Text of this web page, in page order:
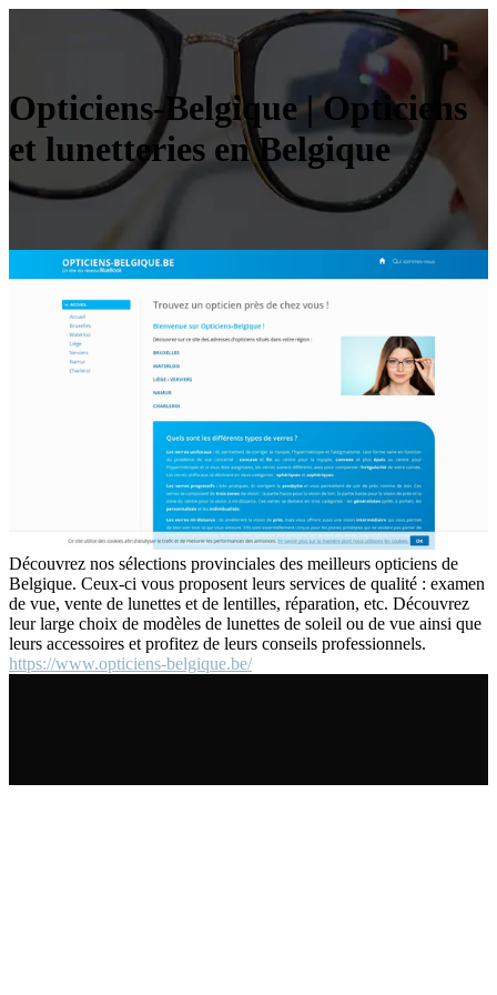
Opticiens-Belgique | Opticiens
et lunetteries en Belgique
Découvrez nos sélections provinciales des meilleurs opticiens de
Belgique. Ceux-ci vous proposent leurs services de qualité : examen
de vue, vente de lunettes et de lentilles, réparation, etc. Découvrez
leur large choix de modèles de lunettes de soleil ou de vue ainsi que
leurs accessoires et profitez de leurs conseils professionnels.
https://www.opticiens-belgique.be/